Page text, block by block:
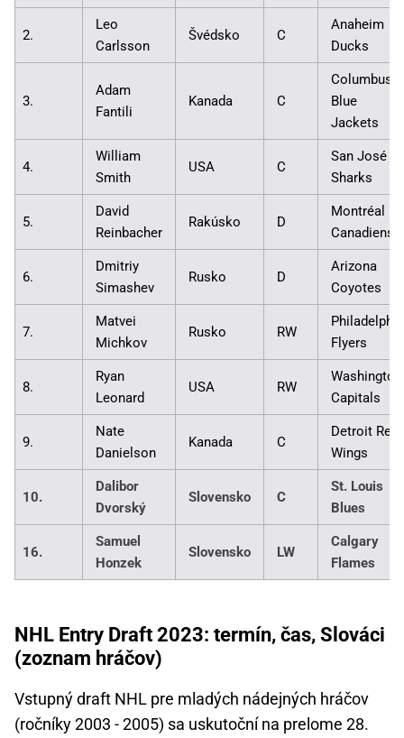
2.
Leo
Carlsson
Švédsko C
Anaheim
Ducks
3.
Adam
Fantili
Kanada C
Columbus
Blue
Jackets
4.
William
Smith
USA C
San José
Sharks
5.
David
Reinbacher
Rakúsko D
Montréal
Canadiens
6.
Dmitriy
Simashev
Rusko D
Arizona
Coyotes
7.
Matvei
Michkov
Rusko RW
Philadelphia
Flyers
8.
Ryan
Leonard
USA RW
Washington
Capitals
9.
Nate
Danielson
Kanada C
Detroit Red
Wings
10.
Dalibor
Dvorský
Slovensko C
St. Louis
Blues
16.
Samuel
Honzek
Slovensko LW
Calgary
Flames
NHL Entry Draft 2023: termín, čas, Slováci
(zoznam hráčov)
Vstupný draft NHL pre mladých nádejných hráčov
(ročníky 2003 - 2005) sa uskutoční na prelome 28.